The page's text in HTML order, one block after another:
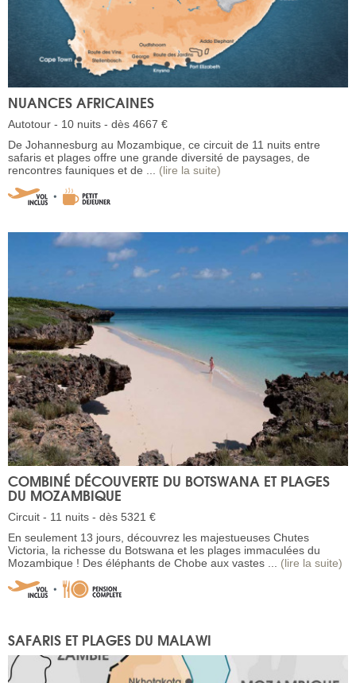
NUANCES AFRICAINES
Autotour - 10 nuits - dès 4667 €
De Johannesburg au Mozambique, ce circuit de 11 nuits entre
safaris et plages offre une grande diversité de paysages, de
rencontres fauniques et de ... (lire la suite)
COMBINÉ DÉCOUVERTE DU BOTSWANA ET PLAGES
DU MOZAMBIQUE
Circuit - 11 nuits - dès 5321 €
En seulement 13 jours, découvrez les majestueuses Chutes
Victoria, la richesse du Botswana et les plages immaculées du
Mozambique ! Des éléphants de Chobe aux vastes ... (lire la suite)
SAFARIS ET PLAGES DU MALAWI